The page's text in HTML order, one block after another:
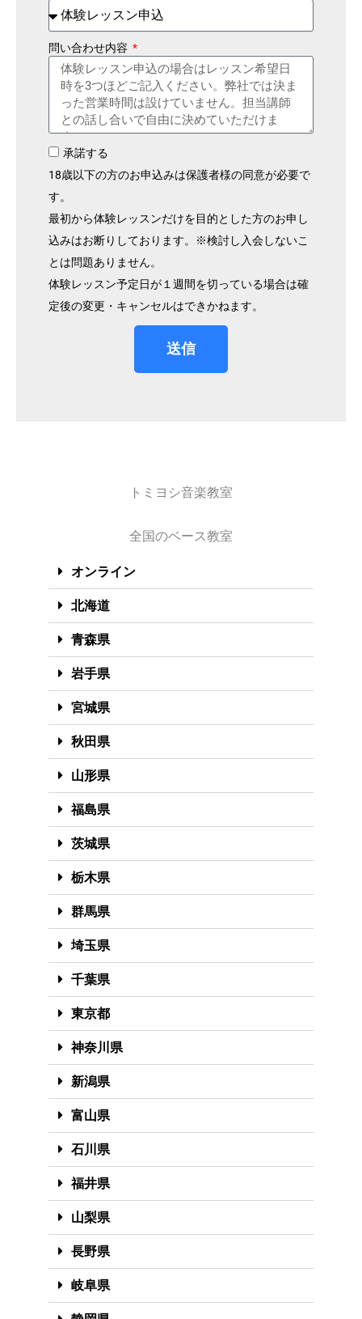
問い合わせ内容
承諾する
18歳以下の方のお申込みは保護者様の同意が必要で
す。
最初から体験レッスンだけを目的とした方のお申し
込みはお断りしております。※検討し入会しないこ
とは問題ありません。
体験レッスン予定日が１週間を切っている場合は確
定後の変更・キャンセルはできかねます。
送信
トミヨシ音楽教室
全国のベース教室
オンライン
北海道
青森県
岩手県
宮城県
秋田県
山形県
福島県
茨城県
栃木県
群馬県
埼玉県
千葉県
東京都
神奈川県
新潟県
富山県
石川県
福井県
山梨県
長野県
岐阜県